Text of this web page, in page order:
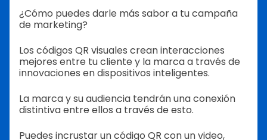
¿Cómo puedes darle más sabor a tu campaña
de marketing?
Los códigos QR visuales crean interacciones
mejores entre tu cliente y la marca a través de
innovaciones en dispositivos inteligentes.
La marca y su audiencia tendrán una conexión
distintiva entre ellos a través de esto.
Puedes incrustar un código QR con un video,